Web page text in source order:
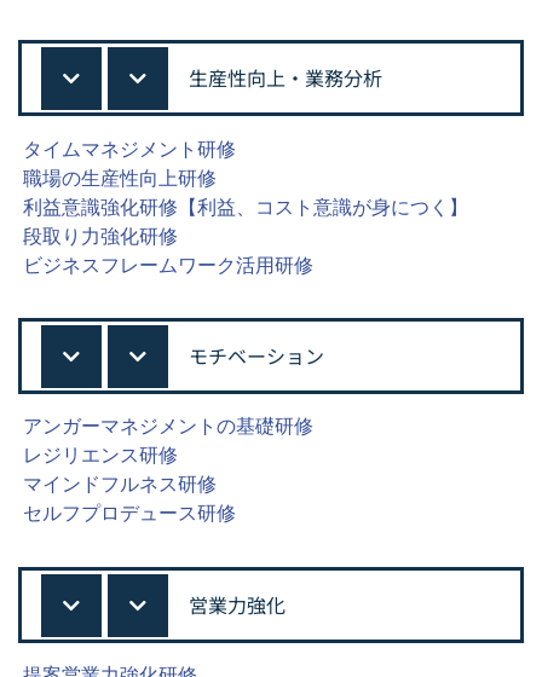
生産性向上・業務分析
タイムマネジメント研修
職場の生産性向上研修
利益意識強化研修【利益、コスト意識が身につく】
段取り力強化研修
ビジネスフレームワーク活用研修
モチベーション
アンガーマネジメントの基礎研修
レジリエンス研修
マインドフルネス研修
セルフプロデュース研修
営業力強化